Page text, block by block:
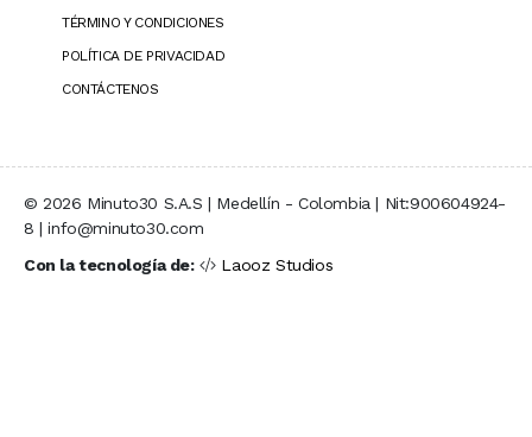
TÉRMINO Y CONDICIONES
POLÍTICA DE PRIVACIDAD
CONTÁCTENOS
© 2026 Minuto30 S.A.S | Medellín - Colombia | Nit:900604924-
8 | info@minuto30.com
Con la tecnología de:
Laooz Studios